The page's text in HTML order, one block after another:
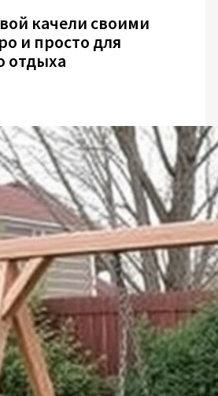
качели своими
и просто для
отдыха